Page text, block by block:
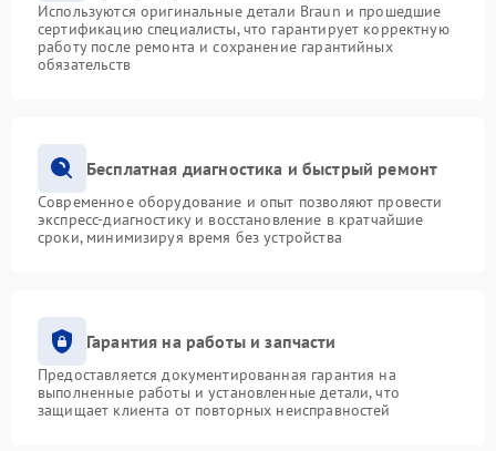
Используются оригинальные детали Braun и прошедшие
сертификацию специалисты, что гарантирует корректную
работу после ремонта и сохранение гарантийных
обязательств
Бесплатная диагностика и быстрый ремонт
Современное оборудование и опыт позволяют провести
экспресс-диагностику и восстановление в кратчайшие
сроки, минимизируя время без устройства
Гарантия на работы и запчасти
Предоставляется документированная гарантия на
выполненные работы и установленные детали, что
защищает клиента от повторных неисправностей